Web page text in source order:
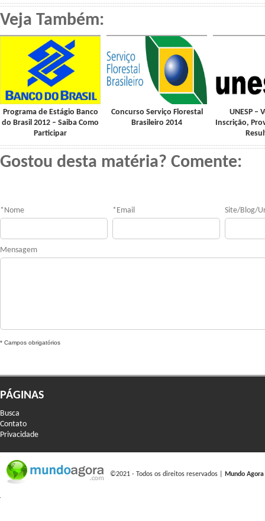
Veja Também:
Programa de Estágio Banco
do Brasil 2012 – Saiba Como
Participar
Concurso Serviço Florestal
Brasileiro 2014
UNESP –
Inscrição,
Gostou desta matéria? Comente:
* Nome * Email Site/Blog/
Mensagem
* Campos obrigatórios
PÁGINAS
Busca
Contato
Privacidade
©2021 - Todos os direitos reservados | Mundo Agora